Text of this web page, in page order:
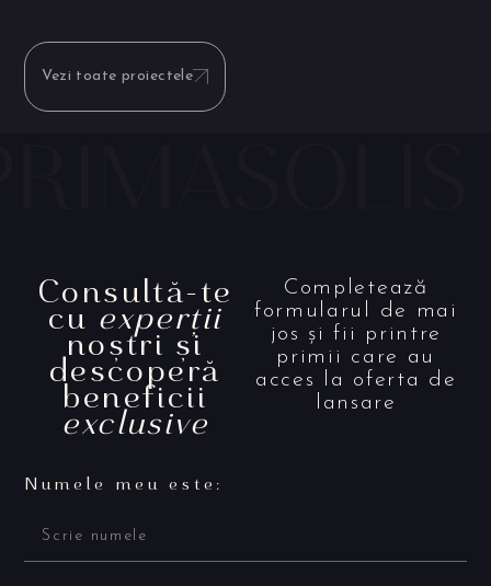
Vezi toate proiectele
Consultă-te
cuexperții
noștri și
descoperă
beneficii
exclusive
Completează
formularul de mai
jos și fii printre
primii care au
acces la oferta de
lansare
Numele meu este: